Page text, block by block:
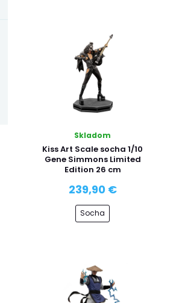
Skladom
Kiss Art Scale socha 1/10
Gene Simmons Limited
Edition 26 cm
239,90 €
Socha